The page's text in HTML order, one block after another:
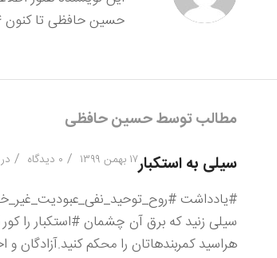
حسین حافظی تا کنون ۴ مطلب مفید در سایت ثبت کرده است.
مطالب توسط حسین حافظی
سیلی به استکبار۱۷ بهمن ۱۳۹۹ / ۰ دیدگاه / در
#یادداشت #روح_توحید_نفی_عبودیت_غیر_خدا
سیلی زنید که برق آن چشمان #استکبار را کور
هراسید کمربندهاتان را محکم کنید.آزادگان و